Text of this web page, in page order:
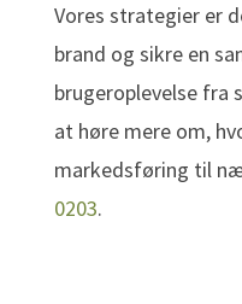
Vores strategier er
brand og sikre en
brugeroplevelse
at høre mere om,
markedsføring til
0203.